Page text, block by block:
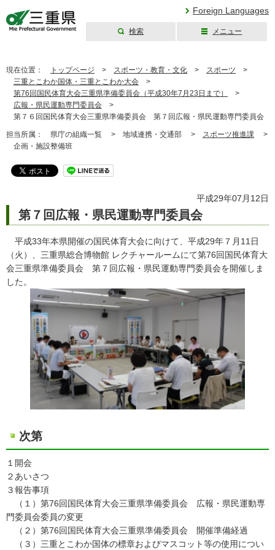
Foreign Languages
検索 メニュー
現在位置： トップページ > スポーツ・教育・文化 > スポーツ >
三重とこわか国体・三重とこわか大会 >
第76回国民体育大会三重県準備委員会（平成30年7月23日まで）
>
広報・県民運動専門委員会 >
第７６回国民体育大会三重県準備委員会 第７回広報・県民運動専門委員会
担当所属： 県庁の組織一覧 > 地域連携・交通部 > スポーツ推進課 >
企画・施設整備班
平成29年07月12日
第７回広報・県民運動専門委員会
平成33年本県開催の国民体育大会に向けて、平成29年７月11日
（火）、三重県総合博物館 レクチャールームにて第76回国民体育大
会三重県準備委員会 第７回広報・県民運動専門委員会を開催しま
した。
次第
１開会
２あいさつ
３報告事項
（１）第76回国民体育大会三重県準備委員会 広報・県民運動専
門委員会委員の変更
（２）第76回国民体育大会三重県準備委員会 開催準備経過
（３）三重とこわか国体の標章およびマスコット等の使用につい